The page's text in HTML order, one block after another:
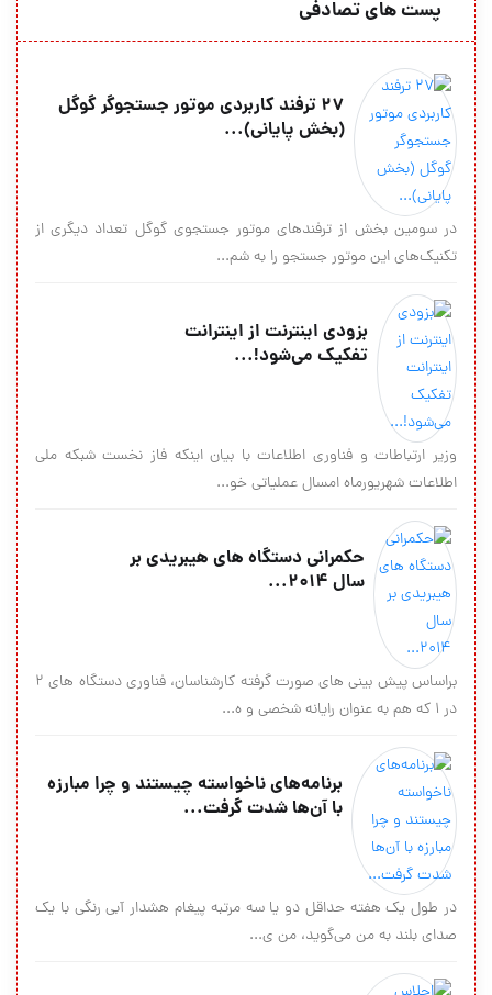
پست های تصادفی
27 ترفند کاربردی موتور جستجوگر گوگل
(بخش پایانی)...
در سومین بخش از ترفندهای موتور جستجوی گوگل تعداد دیگری از
تکنیک‌های این موتور جستجو را به شم...
بزودی اینترنت از اینترانت
تفکیک می‌شود!...
وزیر ارتباطات و فناوری اطلاعات با بیان اینکه فاز نخست شبکه ملی
اطلاعات شهریورماه امسال عملیاتی خو...
حکمرانی دستگاه های هیبریدی بر
سال 2014...
براساس پیش بینی های صورت گرفته کارشناسان، فناوری دستگاه های 2
در 1 که هم به عنوان رایانه شخصی و ه...
برنامه‌های ناخواسته چیستند و چرا مبارزه
با آن‌ها شدت گرفت...
در طول یک هفته حداقل دو یا سه مرتبه پیغام هشدار آبی رنگی با یک
صدای بلند به من می‌گوید، من ی...